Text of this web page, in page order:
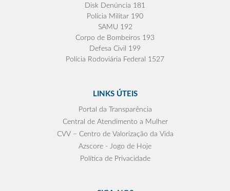
Disk Denúncia 181
Polícia Militar 190
SAMU 192
Corpo de Bombeiros 193
Defesa Civil 199
Polícia Rodoviária Federal 1527
LINKS ÚTEIS
Portal da Transparência
Central de Atendimento a Mulher
CVV – Centro de Valorização da Vida
Azscore - Jogo de Hoje
Política de Privacidade